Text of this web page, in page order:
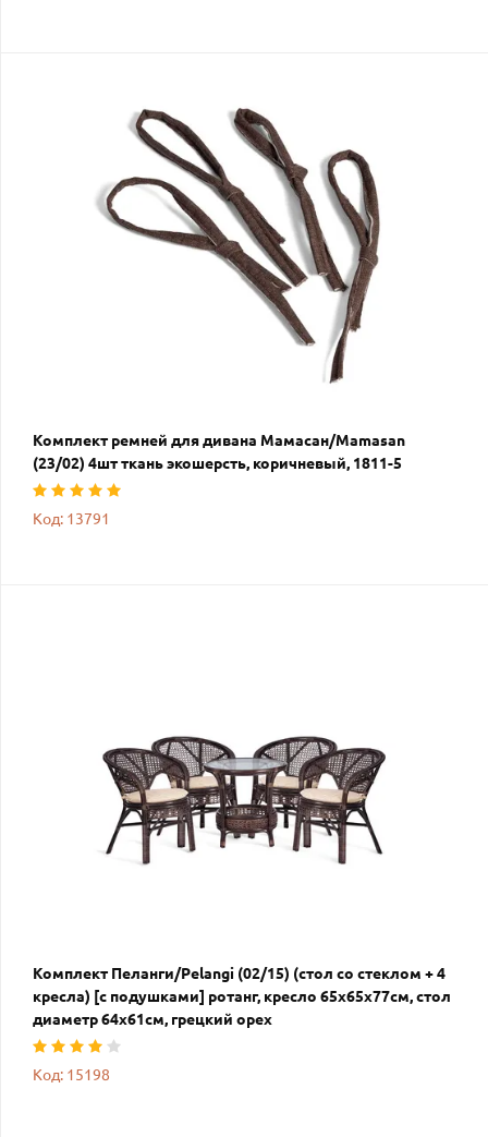
Комплект ремней для дивана Мамасан/Mamasan
(23/02) 4шт ткань экошерсть, коричневый, 1811-5
Код: 13791
Комплект Пеланги/Pelangi (02/15) (стол со стеклом + 4
кресла) [с подушками] ротанг, кресло 65х65х77см, стол
диаметр 64х61см, грецкий орех
Код: 15198